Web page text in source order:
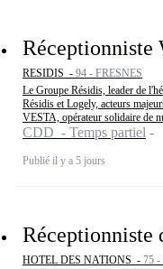
Réceptionniste
RESIDIS - 94 - FRESNES
Le Groupe Résidis, leader de
Résidis et Logely, acteurs
VESTA, opérateur solidaire de
CDD - Temps partiel
Publié il y a 5 jours
Réceptionniste
HOTEL DES NATIONS - 75 -